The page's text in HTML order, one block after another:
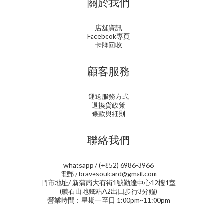
店舖資訊
Facebook專頁
卡牌回收
顧客服務
運送服務方式
退換貨政策
條款與細則
聯絡我們
whatsapp / (+852) 6986-3966
電郵 / bravesoulcard@gmail.com
門市地址/ 新蒲崗大有街1號勤達中心12樓1室
(鑽石山地鐵站A2出口步行3分鐘)
營業時間：星期一至日 1:00pm~11:00pm